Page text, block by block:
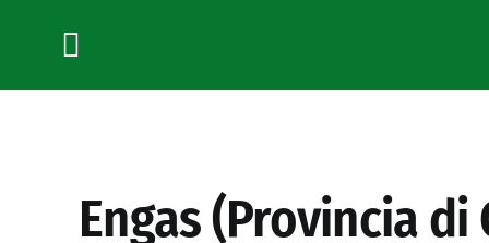
Toggle
Navigation
Engas (Provincia di